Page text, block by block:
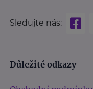
Sledujte nás:
Důležité odkazy